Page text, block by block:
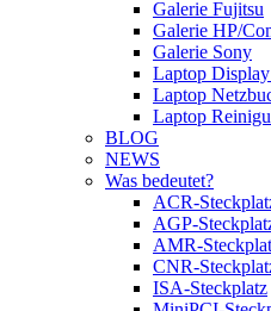
Galerie Fujitsu
Galerie HP/
Galerie Sony
Laptop
Laptop
Laptop
BLOG
NEWS
Was bedeutet?
ACR-
AGP-
AMR-
CNR-
ISA-Steckplatz